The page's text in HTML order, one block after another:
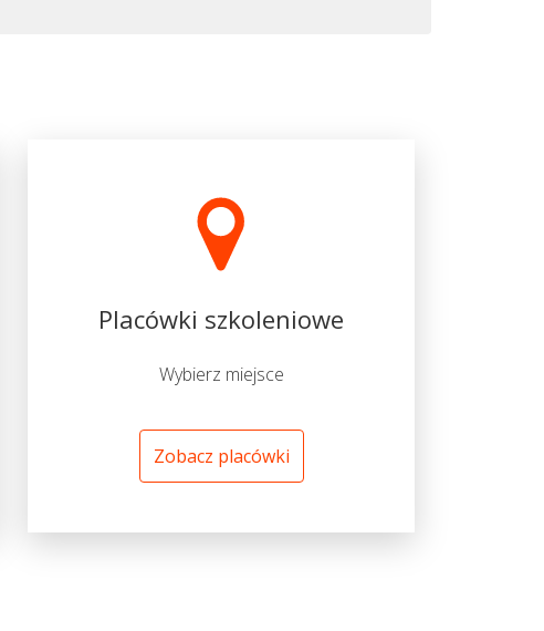
Placówki szkoleniowe
Wybierz miejsce
Zobacz placówki